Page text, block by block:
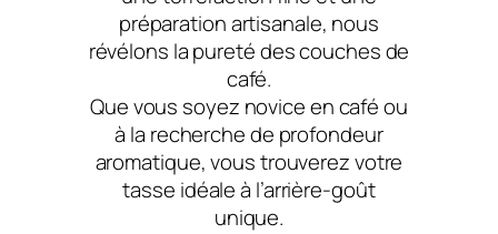
préparation artisanale, nous
révélons la pureté des couches de
café.
Que vous soyez novice en café ou
à la recherche de profondeur
aromatique, vous trouverez votre
tasse idéale à l’arrière-goût
unique.